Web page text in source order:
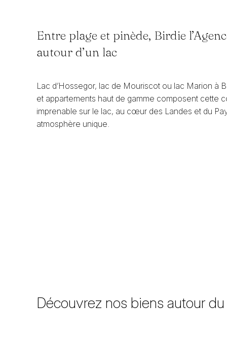
Entre plage et pinède, Birdie
autour d’un lac
Lac d’Hossegor, lac de Mouriscot ou lac Marion à
et appartements haut de gamme composent cette
imprenable sur le lac, au cœur des Landes et du
atmosphère unique.
Découvrez nos biens autour